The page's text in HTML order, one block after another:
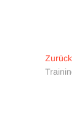
Zurück